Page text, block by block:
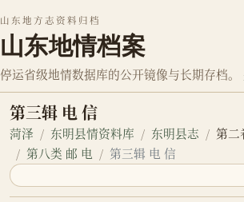
山东地方志资料归档
山东地情档案
停运省级地情数据库的公开镜像与长期存档。
第三辑 电 信
菏泽 东明县情资料库 东明县志
第二
第八类 邮 电
第三辑 电 信